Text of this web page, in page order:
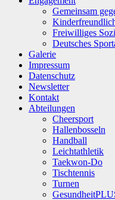
Gemeinsam
Freiwilliges
Deutsches
Galerie
Impressum
Datenschutz
Newsletter
Kontakt
Abteilungen
Cheersport
Hallenbosseln
Handball
Leichtathletik
Taekwon-Do
Tischtennis
Turnen